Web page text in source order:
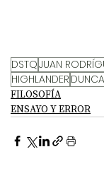
DSTQJUAN
HIGHLANDER
FILOSOFÍA
ENSAYO Y ERROR